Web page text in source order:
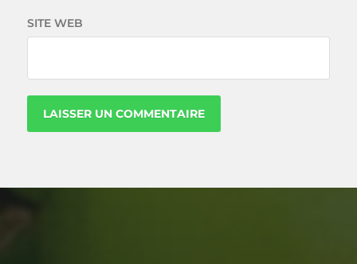
SITE WEB